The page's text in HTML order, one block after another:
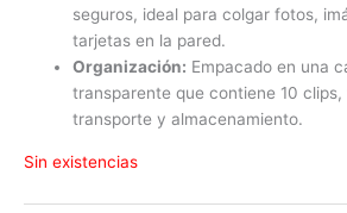
seguros, ideal para colgar fotos,
tarjetas en la pared.
Organización: Empacado en una
transparente que contiene 10
transporte y almacenamiento.
Sin existencias